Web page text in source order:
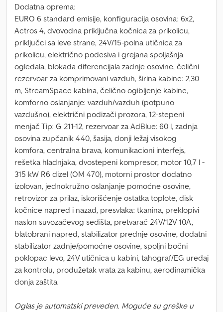
Dodatna oprema:
EURO 6 standard emisije, konfiguracija osovina: 6x2,
Actros 4, dvovodna priključna kočnica za prikolicu,
priključci sa leve strane, 24V/15-polna utičnica za
prikolicu, električno podesiva i grejana spoljašnja
ogledala, blokada diferencijala zadnje osovine, čelični
rezervoar za komprimovani vazduh, širina kabine: 2,30
m, StreamSpace kabina, čelično ogibljenje kabine,
komforno oslanjanje: vazduh/vazduh (potpuno
vazdušno), električni podizači prozora, 12-stepeni
menjač Tip: G 211-12, rezervoar za AdBlue: 60 l, zadnja
osovina zupčanik 440, šasija, donji ležaj visokog
komfora, centralna brava, komunikacioni interfejs,
rešetka hladnjaka, dvostepeni kompresor, motor 10,7 l -
315 kW R6 dizel (OM 470), motorni prostor dodatno
izolovan, jednokružno oslanjanje pomoćne osovine,
retrovizor za prilaz, iskorišćenje ostatka toplote, disk
kočnice napred i nazad, presvlaka: tkanina, preklopivi
naslon suvozačevog sedišta, pretvarač 24V/12V 10A,
blatobrani napred, stabilizator prednje osovine, dodatni
stabilizator zadnje/pomoćne osovine, spoljni bočni
poklopac levo, 24V utičnica u kabini, tahograf/EG uređaj
za kontrolu, produžetak vrata za kabinu, aerodinamička
donja zaštita.
Oglas je automatski preveden. Moguće su greške u